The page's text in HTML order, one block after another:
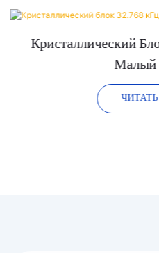
Кристаллический
Малый